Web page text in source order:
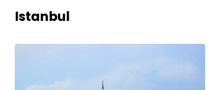
Istanbul